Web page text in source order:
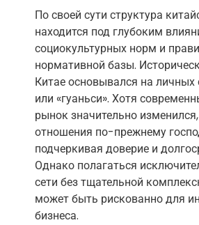
По своей сути структура
находится под глубоким
социокультурных норм и
нормативной базы.
Китае основывался на
или «гуаньси». Хотя
рынок значительно
отношения по-прежнему
подчеркивая доверие и
Однако полагаться
сети без тщательной
может быть рискованно для
бизнеса.